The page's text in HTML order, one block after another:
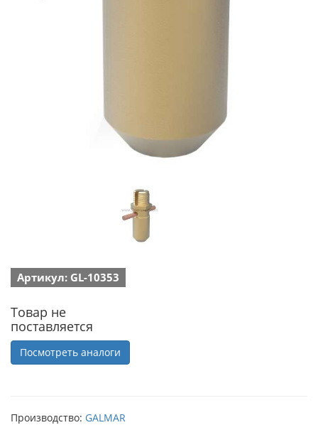
Артикул: GL-10353
Товар не
поставляется
Посмотреть аналоги
Производство: GALMAR